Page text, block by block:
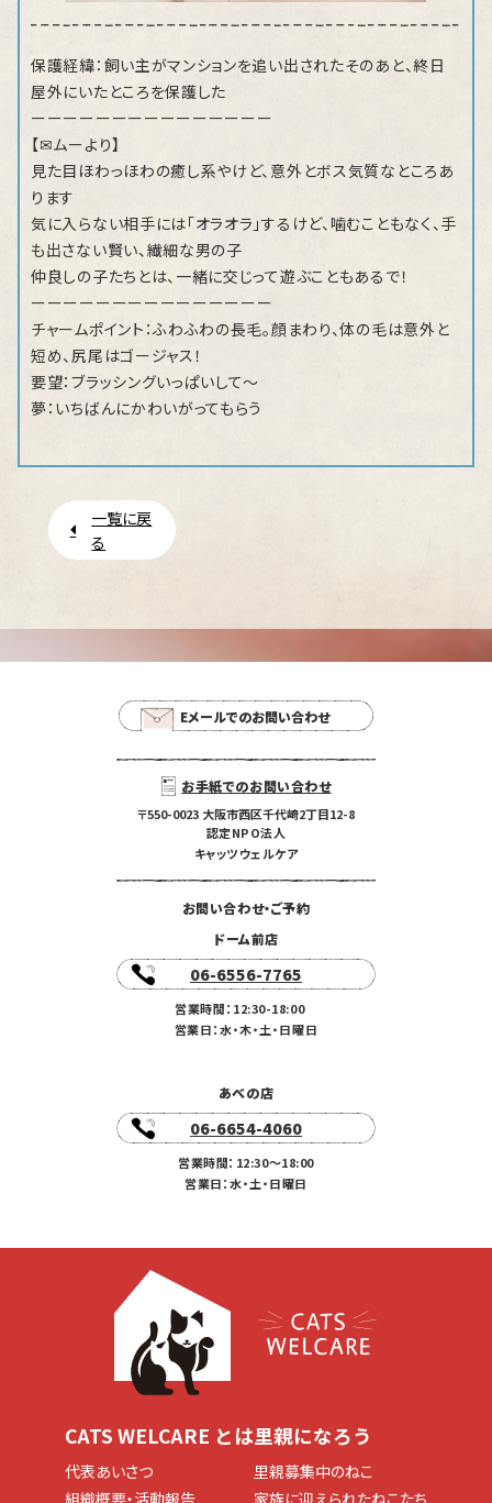
保護経緯：飼い主がマンションを追い出されたそのあと、終日
屋外にいたところを保護した
ーーーーーーーーーーーーーーー
【✉ムーより】
見た目ほわっほわの癒し系やけど、意外とボス気質なところあ
ります
気に入らない相手には「オラオラ」するけど、噛むこともなく、手
も出さない賢い、繊細な男の子
仲良しの子たちとは、一緒に交じって遊ぶこともあるで！
ーーーーーーーーーーーーーーー
チャームポイント：ふわふわの長毛。顔まわり、体の毛は意外と
短め、尻尾はゴージャス！
要望：ブラッシングいっぱいして～
夢：いちばんにかわいがってもらう
一覧に戻
る
Eメールでのお問い合わせ
お手紙でのお問い合わせ
〒550-0023 大阪市西区千代崎2丁目12-8
認定NPO法人
キャッツウェルケア
お問い合わせ・ご予約
ドーム前店
06-6556-7765
営業時間：12:30-18:00
営業日：水・木・土・日曜日
あべの店
06-6654-4060
営業時間：12:30〜18:00
営業日：水・土・日曜日
CATS WELCARE とは
代表あいさつ
里親になろう
里親募集中のねこ